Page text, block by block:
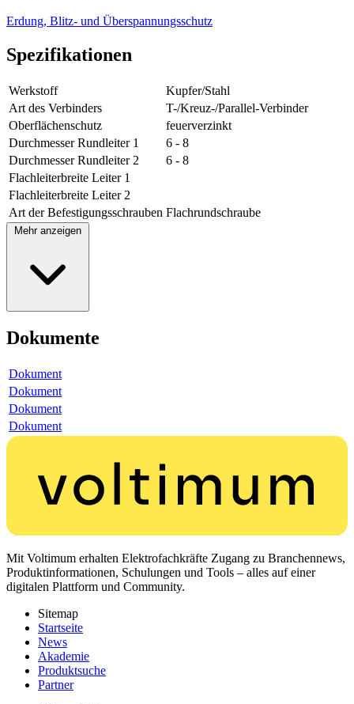
Erdung, Blitz- und Überspannungsschutz
Spezifikationen
Werkstoff
Kupfer/Stahl
Art des Verbinders
T-/Kreuz-/Parallel-Verbinder
Oberflächenschutz
feuerverzinkt
Durchmesser Rundleiter 1
6 - 8
Durchmesser Rundleiter 2
6 - 8
Flachleiterbreite Leiter 1
Flachleiterbreite Leiter 2
Art der Befestigungsschrauben Flachrundschraube
Mehr anzeigen
Dokumente
Dokument
Dokument
Dokument
Dokument
Mit Voltimum erhalten Elektrofachkräfte Zugang zu Branchennews,
Produktinformationen, Schulungen und Tools – alles auf einer
digitalen Plattform und Community.
Sitemap
Startseite
News
Akademie
Produktsuche
Partner